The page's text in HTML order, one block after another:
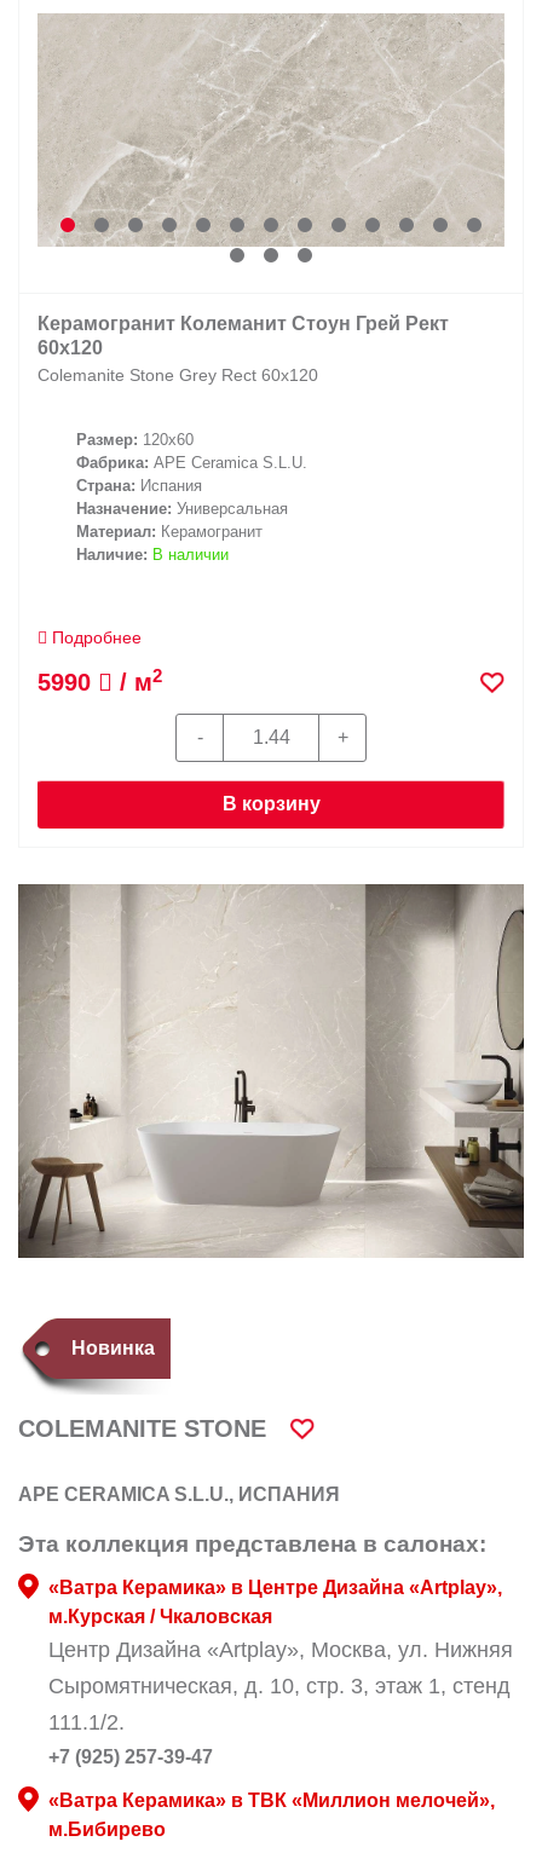
Новинка
COLEMANITE STONE
APE CERAMICA S.L.U., ИСПАНИЯ
Эта коллекция представлена в салонах:
«Ватра Керамика» в Центре Дизайна «Artplay»,
м.Курская / Чкаловская
Центр Дизайна «Artplay», Москва, ул. Нижняя
Сыромятническая, д. 10, стр. 3, этаж 1, стенд
111.1/2.
+7 (925) 257-39-47
«Ватра Керамика» в ТВК «Миллион мелочей»,
м.Бибирево
Керамогранит Колеманит Стоун Грей Рект
60x120
Colemanite Stone Grey Rect 60x120
Размер: 120x60
Фабрика: APE Ceramica S.L.U.
Страна: Испания
Назначение: Универсальная
Материал: Керамогранит
Наличие: В наличии
Подробнее
5990 / м2
В корзину